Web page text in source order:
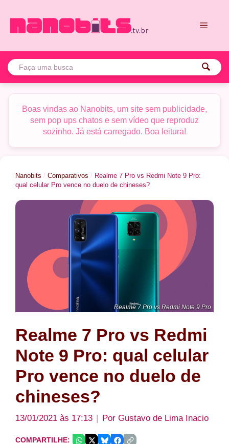
para
Boas vindas ao Nanobits, um site sem publicidade,
sem pop ups chatos e sem vídeo que reproduz
sozinho. Já está carregado. Boa leitura!
Nanobits / Comparativos / Realme 7 Pro vs Redmi Note 9 Pro:
qual celular Pro vence no duelo de chineses?
Realme 7 Pro vs Redmi Note 9 Pro
Realme 7 Pro vs Redmi
Note 9 Pro: qual celular
Pro vence no duelo de
chineses?
13/01/2021 às 17:13 Por Gustavo de Lima Inacio
COMPARTILHE: